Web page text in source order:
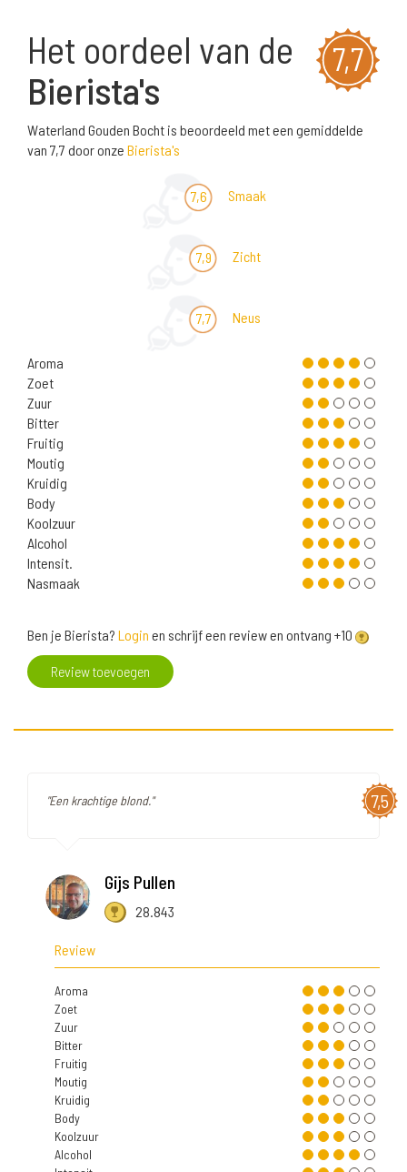
7,7
Het oordeel van de
Bierista's
Waterland Gouden Bocht is beoordeeld met een gemiddelde
van 7,7 door onze Bierista's
7,6 Smaak
7,9 Zicht
7,7 Neus
Aroma
Zoet
Zuur
Bitter
Fruitig
Moutig
Kruidig
Body
Koolzuur
Alcohol
Intensit.
Nasmaak
Ben je Bierista? Login en schrijf een review en ontvang +10
Review toevoegen
7,5
"Een krachtige blond."
Gijs Pullen
28.843
Review
Aroma
Zoet
Zuur
Bitter
Fruitig
Moutig
Kruidig
Body
Koolzuur
Alcohol